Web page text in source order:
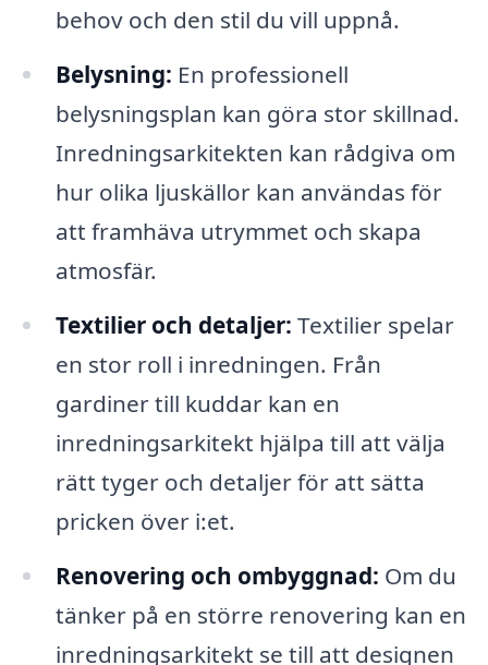
behov och den stil du vill uppnå.
Belysning: En professionell
belysningsplan kan göra stor skillnad.
Inredningsarkitekten kan rådgiva om
hur olika ljuskällor kan användas för
att framhäva utrymmet och skapa
atmosfär.
Textilier och detaljer: Textilier spelar
en stor roll i inredningen. Från
gardiner till kuddar kan en
inredningsarkitekt hjälpa till att välja
rätt tyger och detaljer för att sätta
pricken över i:et.
Renovering och ombyggnad: Om du
tänker på en större renovering kan en
inredningsarkitekt se till att designen